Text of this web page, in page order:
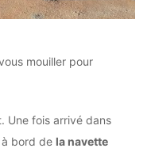
mouiller pour
Une fois arrivé dans
à bord de la navette